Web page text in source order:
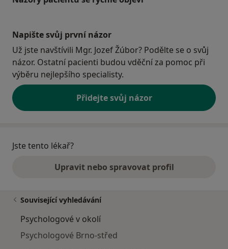
Napište svůj první názor
Už jste navštívili Mgr. Jozef Žúbor? Podělte se o svůj
názor. Ostatní pacienti budou vděční za pomoc při
výběru nejlepšího specialisty.
Přidejte svůj názor
Jste tento lékař?
Upravit nebo spravovat profil
Související vyhledávání
Psychologové v okolí
Psychologové Brno-střed